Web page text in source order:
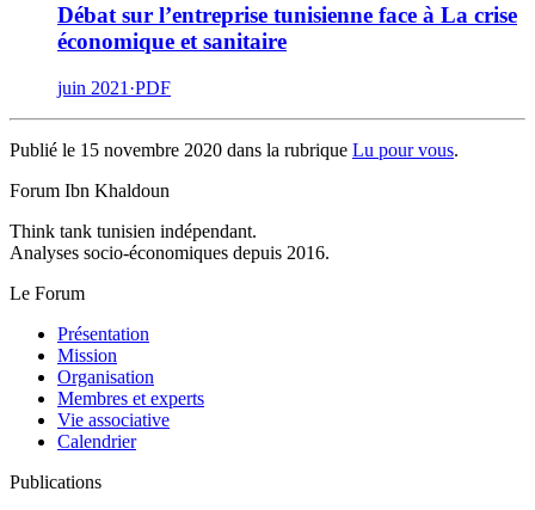
Débat sur l’entreprise tunisienne face à La crise
économique et sanitaire
juin 2021 ·PDF
Publié le 15 novembre 2020 dans la rubrique Lu pour vous.
Forum Ibn Khaldoun
Think tank tunisien indépendant.
Analyses socio-économiques depuis 2016.
Le Forum
Présentation
Mission
Organisation
Membres et experts
Vie associative
Calendrier
Publications